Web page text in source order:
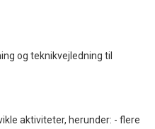
og teknikvejledning til
aktiviteter, herunder: - flere